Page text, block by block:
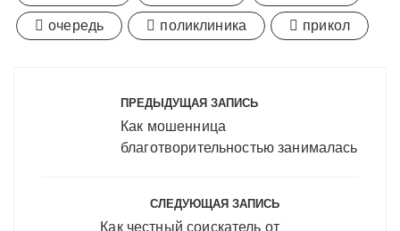
очередь поликлиника прикол
ПРЕДЫДУЩАЯ ЗАПИСЬ
Как мошенница
благотворительностью занималась
СЛЕДУЮЩАЯ ЗАПИСЬ
Как честный соискатель от